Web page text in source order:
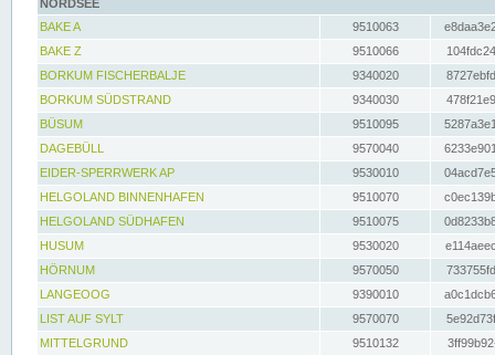
NORDSEE
BAKE A
9510063
BAKE Z
9510066
BORKUM FISCHERBALJE
9340020
BORKUM SÜDSTRAND
9340030
BÜSUM
9510095
DAGEBÜLL
9570040
EIDER-SPERRWERK AP
9530010
HELGOLAND BINNENHAFEN
9510070
HELGOLAND SÜDHAFEN
9510075
HUSUM
9530020
HÖRNUM
9570050
LANGEOOG
9390010
LIST AUF SYLT
9570070
MITTELGRUND
9510132